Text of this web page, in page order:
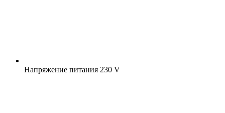
Напряжение питания 230 V